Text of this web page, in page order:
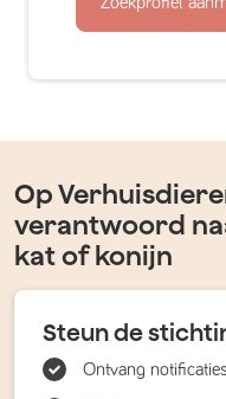
Op
verantwoord
kat of konijn
Steun de
Ontvang